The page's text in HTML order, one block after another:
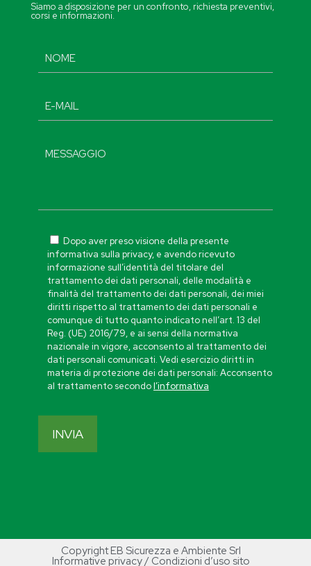
Siamo a disposizione per un confronto, richiesta preventivi,
corsi e informazioni.
Dopo aver preso visione della presente
informativa sulla privacy, e avendo ricevuto
informazione sull’identità del titolare del
trattamento dei dati personali, delle modalità e
finalità del trattamento dei dati personali, dei miei
diritti rispetto al trattamento dei dati personali e
comunque di tutto quanto indicato nell’art. 13 del
Reg. (UE) 2016/79, e ai sensi della normativa
nazionale in vigore, acconsento al trattamento dei
dati personali comunicati. Vedi esercizio diritti in
materia di protezione dei dati personali: Acconsento
al trattamento secondol’informativa
Copyright EB Sicurezza e Ambiente Srl
Informative privacy / Condizioni d’uso sito